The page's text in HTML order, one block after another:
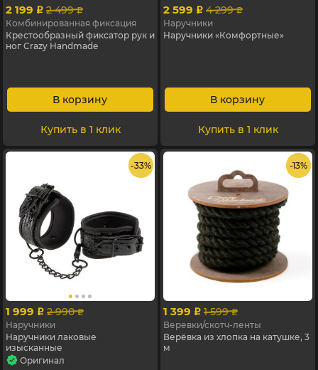
2 199 p 2 499 p
Комбинированная фиксация
Крестообразный фиксатор рук и
ног Crazy Handmade
В корзину
Купить в 1 клик
2 599 p 4 299 p
Наручники
Наручники «Комфортные»
В корзину
Купить в 1 клик
- 33%
1 999 p 2 990 p
Наручники
Наручники лаковые
изысканные
Оригинал
- 13%
1 399 p 1 599 p
Веревки/скотч-ленты
Верёвка из хлопка на катушке, 3
м